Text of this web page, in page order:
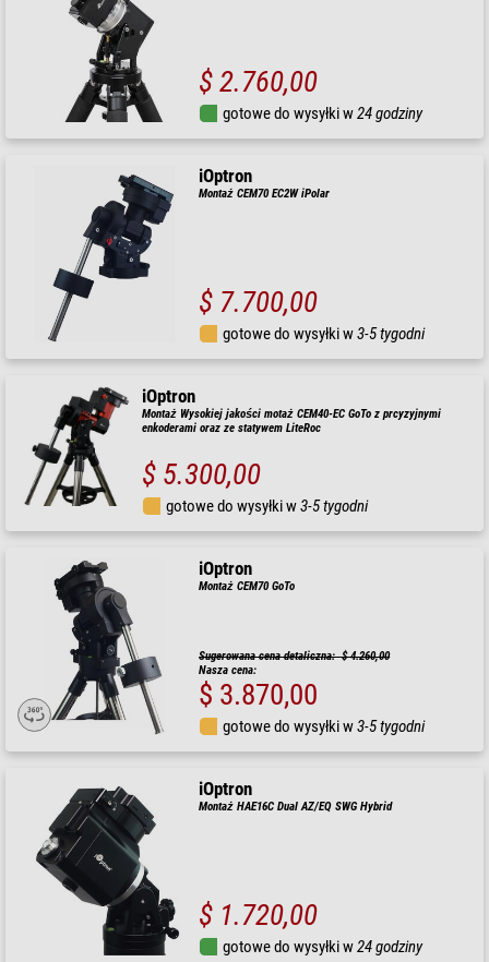
$ 2.760,00
gotowe do wysyłki w24 godziny
iOptron
Montaż CEM70 EC2W iPolar
$ 7.700,00
gotowe do wysyłki w3-5 tygodni
iOptron
Montaż Wysokiej jakości motaż CEM40-EC GoTo z prcyzyjnymi
enkoderami oraz ze statywem LiteRoc
$ 5.300,00
gotowe do wysyłki w3-5 tygodni
iOptron
Montaż CEM70 GoTo
Sugerowana cena detaliczna: $ 4.260,00
Nasza cena:
$ 3.870,00
gotowe do wysyłki w3-5 tygodni
iOptron
Montaż HAE16C Dual AZ/EQ SWG Hybrid
$ 1.720,00
gotowe do wysyłki w24 godziny